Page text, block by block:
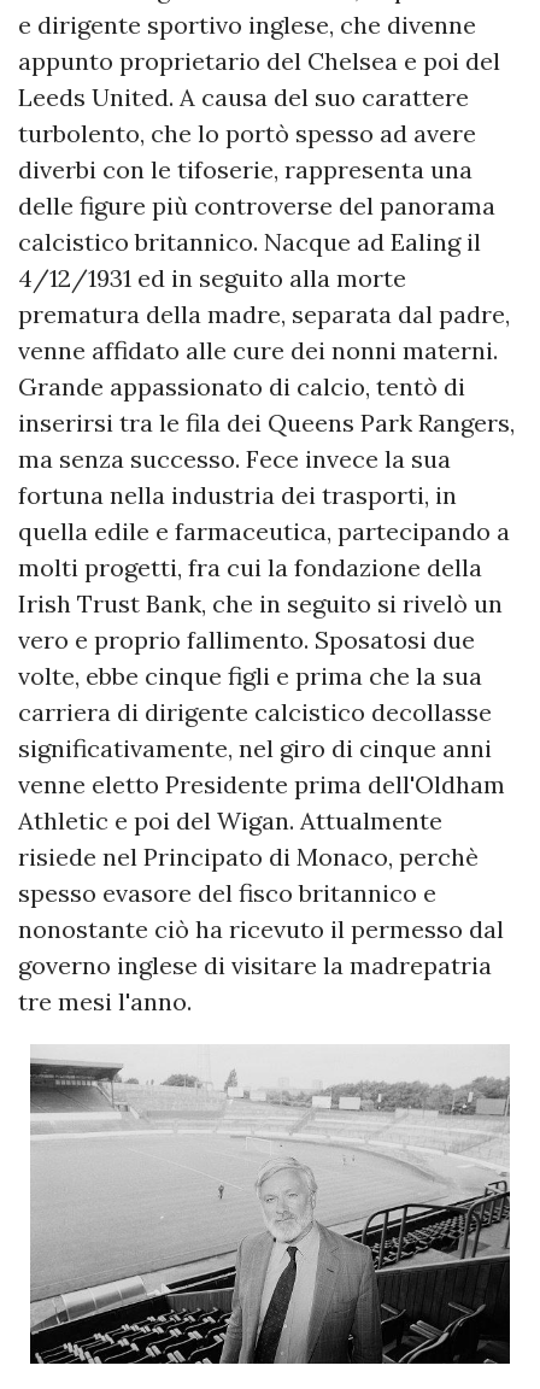
e dirigente sportivo inglese, che divenne
appunto proprietario del Chelsea e poi del
Leeds United. A causa del suo carattere
turbolento, che lo portò spesso ad avere
diverbi con le tifoserie, rappresenta una
delle figure più controverse del panorama
calcistico britannico. Nacque ad Ealing il
4/12/1931 ed in seguito alla morte
prematura della madre, separata dal padre,
venne affidato alle cure dei nonni materni.
Grande appassionato di calcio, tentò di
inserirsi tra le fila dei Queens Park Rangers,
ma senza successo. Fece invece la sua
fortuna nella industria dei trasporti, in
quella edile e farmaceutica, partecipando a
molti progetti, fra cui la fondazione della
Irish Trust Bank, che in seguito si rivelò un
vero e proprio fallimento. Sposatosi due
volte, ebbe cinque figli e prima che la sua
carriera di dirigente calcistico decollasse
significativamente, nel giro di cinque anni
venne eletto Presidente prima dell'Oldham
Athletic e poi del Wigan. Attualmente
risiede nel Principato di Monaco, perchè
spesso evasore del fisco britannico e
nonostante ciò ha ricevuto il permesso dal
governo inglese di visitare la madrepatria
tre mesi l'anno.